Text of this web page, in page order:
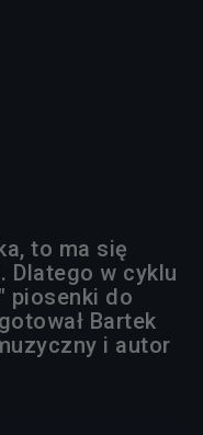
to ma się
Dlatego w cyklu
piosenki do
Bartek
i autor